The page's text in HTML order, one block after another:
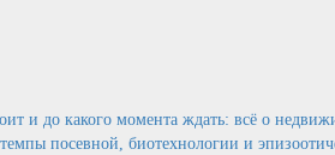
и до какого момента ждать: всё о
посевной, биотехнологии и